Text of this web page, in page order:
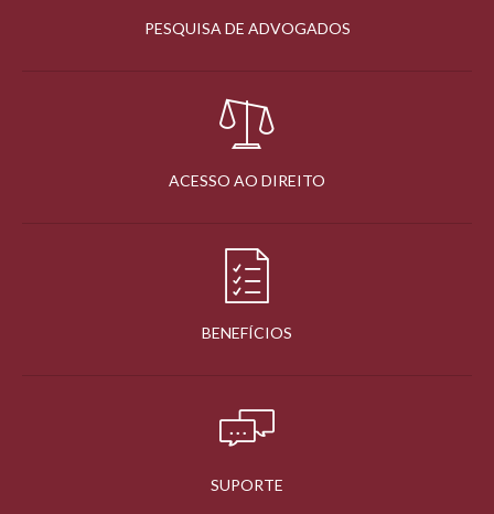
PESQUISA DE ADVOGADOS
ACESSO AO DIREITO
BENEFÍCIOS
SUPORTE